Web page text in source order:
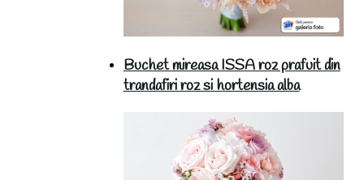
Buchet mireasa ISSA roz prafuit din
trandafiri roz si hortensia alba